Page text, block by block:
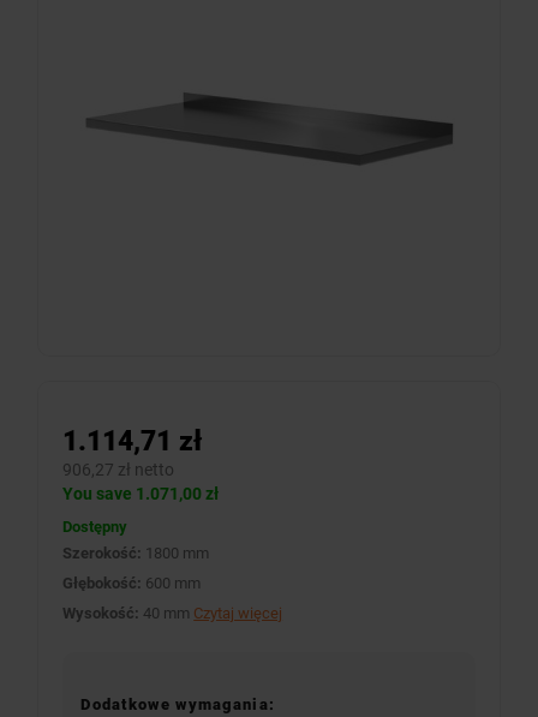
1.114,71 zł
906,27 zł netto
You save 1.071,00 zł
Dostępny
Szerokość: 1800 mm
Głębokość: 600 mm
Wysokość: 40 mm Czytaj więcej
Dodatkowe wymagania: